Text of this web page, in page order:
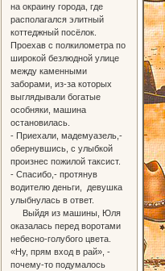
на окраину города, где
располагался элитный
коттеджный посёлок.
Проехав с полкилометра по
широкой безлюдной улице
между каменными
заборами, из-за которых
выглядывали богатые
особняки, машина
остановилась.
- Приехали, мадемуазель,-
обернувшись, с улыбкой
произнес пожилой таксист.
- Спасибо,- протянув
водителю деньги, девушка
улыбнулась в ответ.
Выйдя из машины, Юля
оказалась перед воротами
небесно-голубого цвета.
«Ну, прям вход в рай», -
почему-то подумалось